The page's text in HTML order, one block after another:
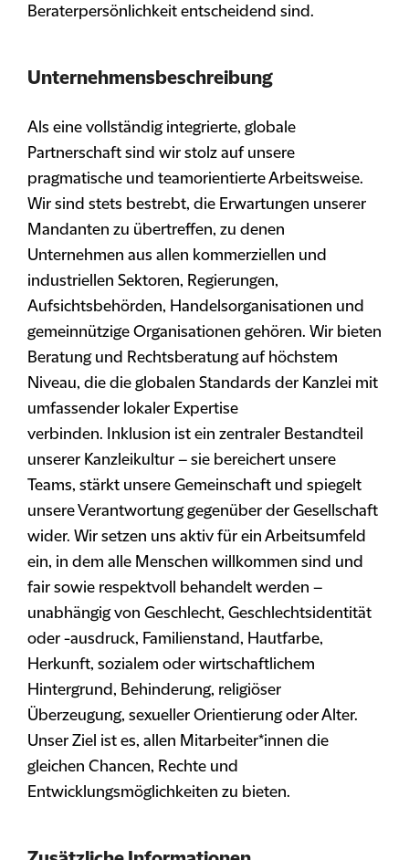
Beraterpersönlichkeit entscheidend sind.
Unternehmensbeschreibung
Als eine vollständig integrierte, globale
Partnerschaft sind wir stolz auf unsere
pragmatische und teamorientierte Arbeitsweise.
Wir sind stets bestrebt, die Erwartungen unserer
Mandanten zu übertreffen, zu denen
Unternehmen aus allen kommerziellen und
industriellen Sektoren, Regierungen,
Aufsichtsbehörden, Handelsorganisationen und
gemeinnützige Organisationen gehören. Wir bieten
Beratung und Rechtsberatung auf höchstem
Niveau, die die globalen Standards der Kanzlei mit
umfassender lokaler Expertise
verbinden. Inklusion ist ein zentraler Bestandteil
unserer Kanzleikultur – sie bereichert unsere
Teams, stärkt unsere Gemeinschaft und spiegelt
unsere Verantwortung gegenüber der Gesellschaft
wider. Wir setzen uns aktiv für ein Arbeitsumfeld
ein, in dem alle Menschen willkommen sind und
fair sowie respektvoll behandelt werden –
unabhängig von Geschlecht, Geschlechtsidentität
oder -ausdruck, Familienstand, Hautfarbe,
Herkunft, sozialem oder wirtschaftlichem
Hintergrund, Behinderung, religiöser
Überzeugung, sexueller Orientierung oder Alter.
Unser Ziel ist es, allen Mitarbeiter*innen die
gleichen Chancen, Rechte und
Entwicklungsmöglichkeiten zu bieten.